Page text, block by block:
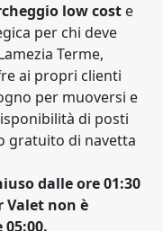
low cost e
per chi deve
Terme,
ai propri clienti
per muoversi e
di posti
gratuito di navetta
dalle ore 01:30
Valet non è